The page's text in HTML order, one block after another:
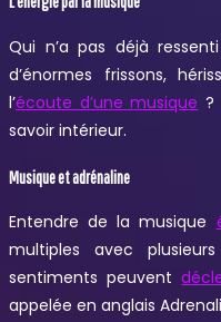
Qui n’a pas déjà
d’énormes frissons,
l’écoute d’une musique ?
savoir intérieur.
Musique et adrénaline
Entendre de la musique
multiples avec
sentiments peuvent
appelée en anglais